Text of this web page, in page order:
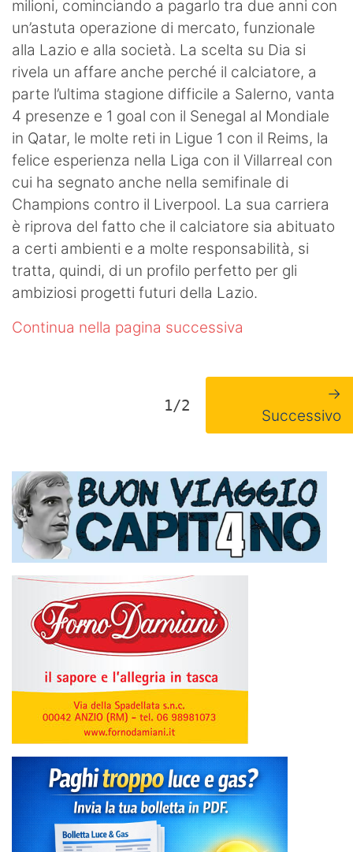
milioni, cominciando a pagarlo tra due anni con
un’astuta operazione di mercato, funzionale
alla Lazio e alla società. La scelta su Dia si
rivela un affare anche perché il calciatore, a
parte l’ultima stagione difficile a Salerno, vanta
4 presenze e 1 goal con il Senegal al Mondiale
in Qatar, le molte reti in Ligue 1 con il Reims, la
felice esperienza nella Liga con il Villarreal con
cui ha segnato anche nella semifinale di
Champions contro il Liverpool. La sua carriera
è riprova del fatto che il calciatore sia abituato
a certi ambienti e a molte responsabilità, si
tratta, quindi, di un profilo perfetto per gli
ambiziosi progetti futuri della Lazio.
Continua nella pagina successiva
1/2
→
Successivo